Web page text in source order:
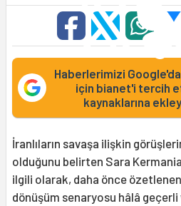
Haberlerimizi
için bianet'i tercih
kaynaklarına
İranlıların savaşa ilişkin
olduğunu belirten Sara
ilgili olarak, daha önce özetlenen
dönüşüm senaryosu hâlâ